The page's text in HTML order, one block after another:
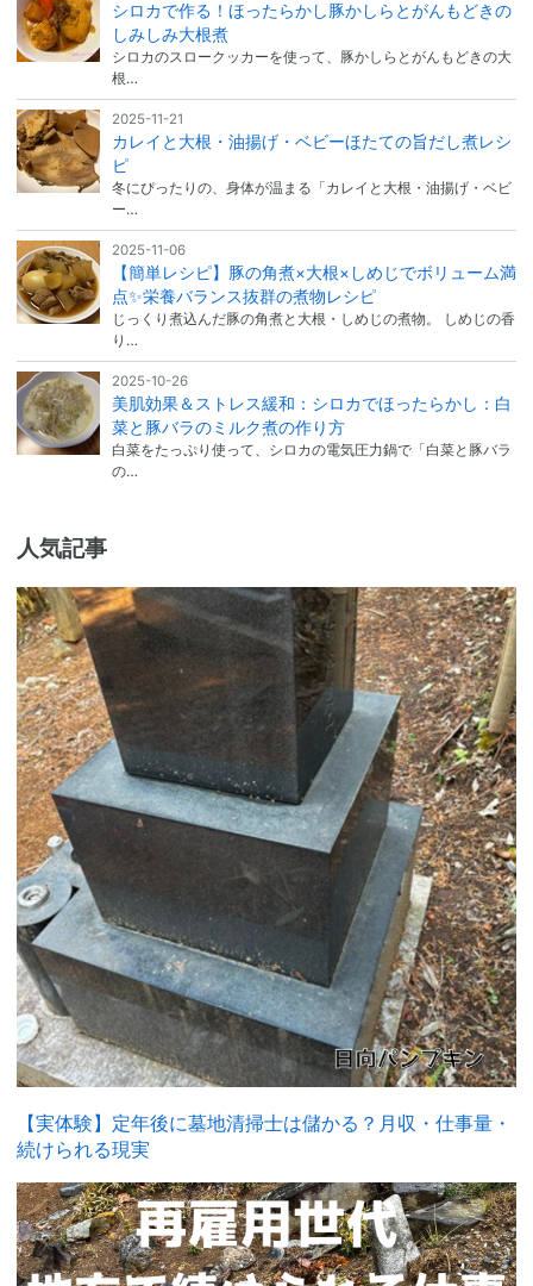
シロカで作る！ほったらかし豚かしらとがんもどきの
しみしみ大根煮
シロカのスロークッカーを使って、豚かしらとがんもどきの大
根…
2025-11-21
カレイと大根・油揚げ・ベビーほたての旨だし煮レシ
ピ
冬にぴったりの、身体が温まる「カレイと大根・油揚げ・ベビ
ー…
2025-11-06
【簡単レシピ】豚の角煮×大根×しめじでボリューム満
点✨栄養バランス抜群の煮物レシピ
じっくり煮込んだ豚の角煮と大根・しめじの煮物。 しめじの香
り…
2025-10-26
美肌効果＆ストレス緩和：シロカでほったらかし：白
菜と豚バラのミルク煮の作り方
白菜をたっぷり使って、シロカの電気圧力鍋で「白菜と豚バラ
の…
人気記事
【実体験】定年後に墓地清掃士は儲かる？月収・仕事量・
続けられる現実